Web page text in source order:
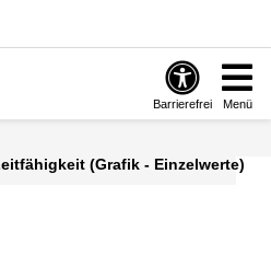
Barrierefrei Menü
(Grafik - Einzelwerte)